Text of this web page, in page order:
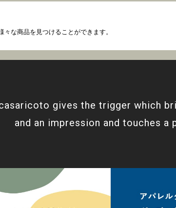
な商品を見つけることができます。
gives the trigger which
and an impression and touches a